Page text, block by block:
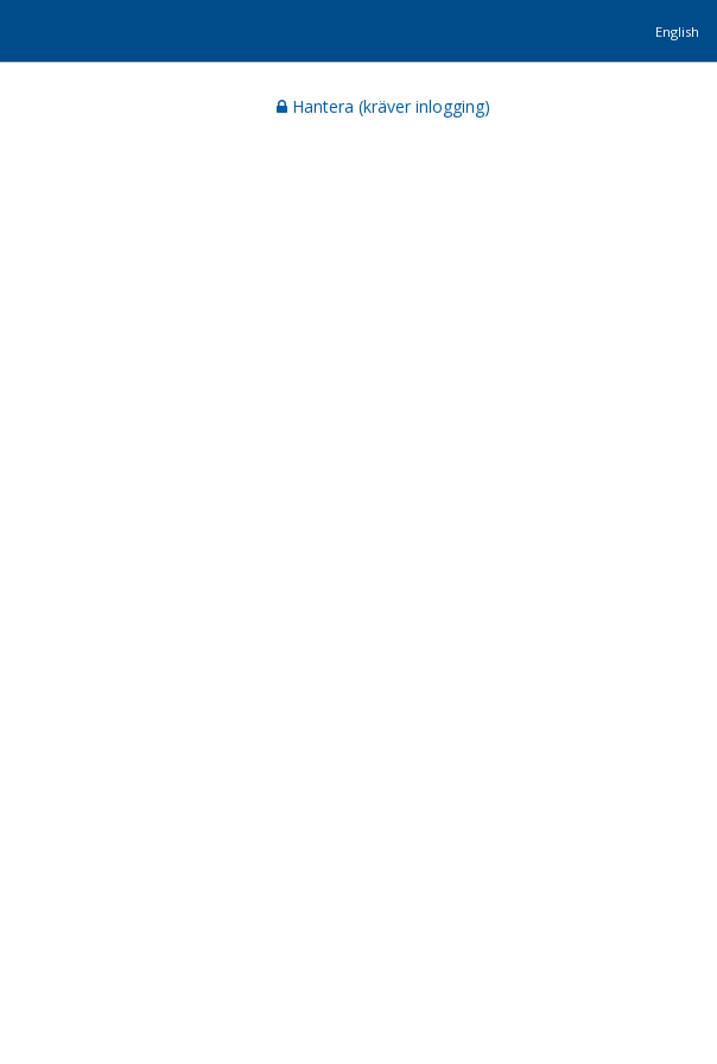
English
Hantera (kräver inlogging)